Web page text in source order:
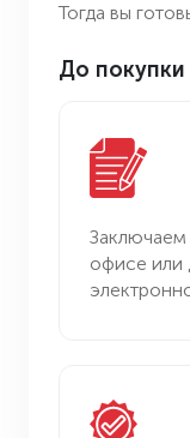
Тогда вы
До покупки
Заключаем
офисе или